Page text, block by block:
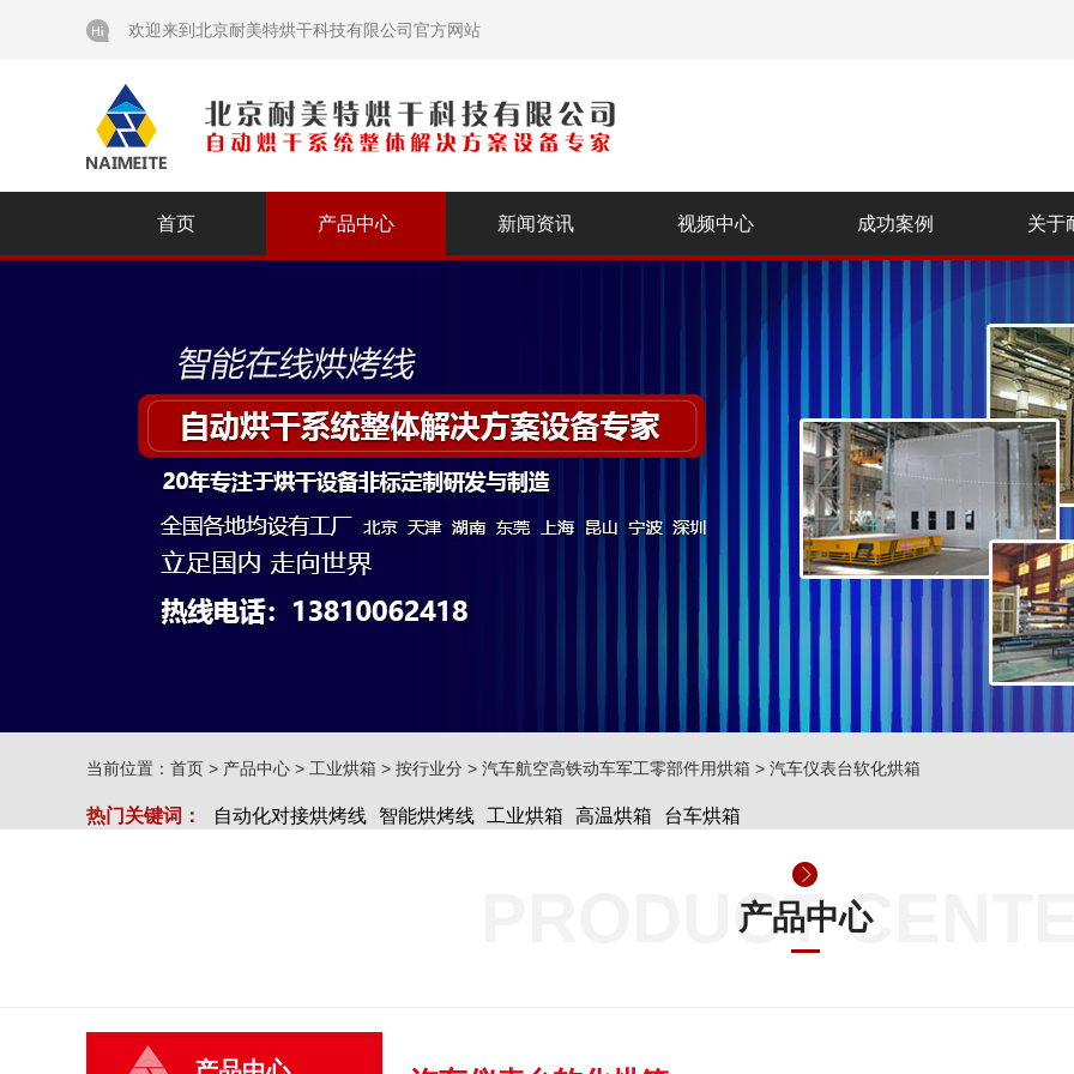
欢迎来到北京耐美特烘干科技有限公司官方网站
首页 产品中心 新闻资讯 视频中心 成功案例 关于
当前位置： 首页 > 产品中心 > 工业烘箱 > 按行业分 > 汽车航空高铁动车军工零部件用烘箱 > 汽车仪表台软化烘箱
热门关键词： 自动化对接烘烤线 智能烘烤线 工业烘箱 高温烘箱 台车烘箱
PRODUCT
产品中心